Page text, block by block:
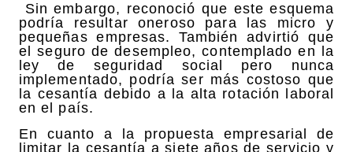
Sin embargo, reconoció que este esquema
podría resultar oneroso para las micro y
pequeñas empresas. También advirtió que
el seguro de desempleo, contemplado en la
ley de seguridad social pero nunca
implementado, podría ser más costoso que
la cesantía debido a la alta rotación laboral
en el país.
En cuanto a la propuesta empresarial de
limitar la cesantía a siete años de servicio y